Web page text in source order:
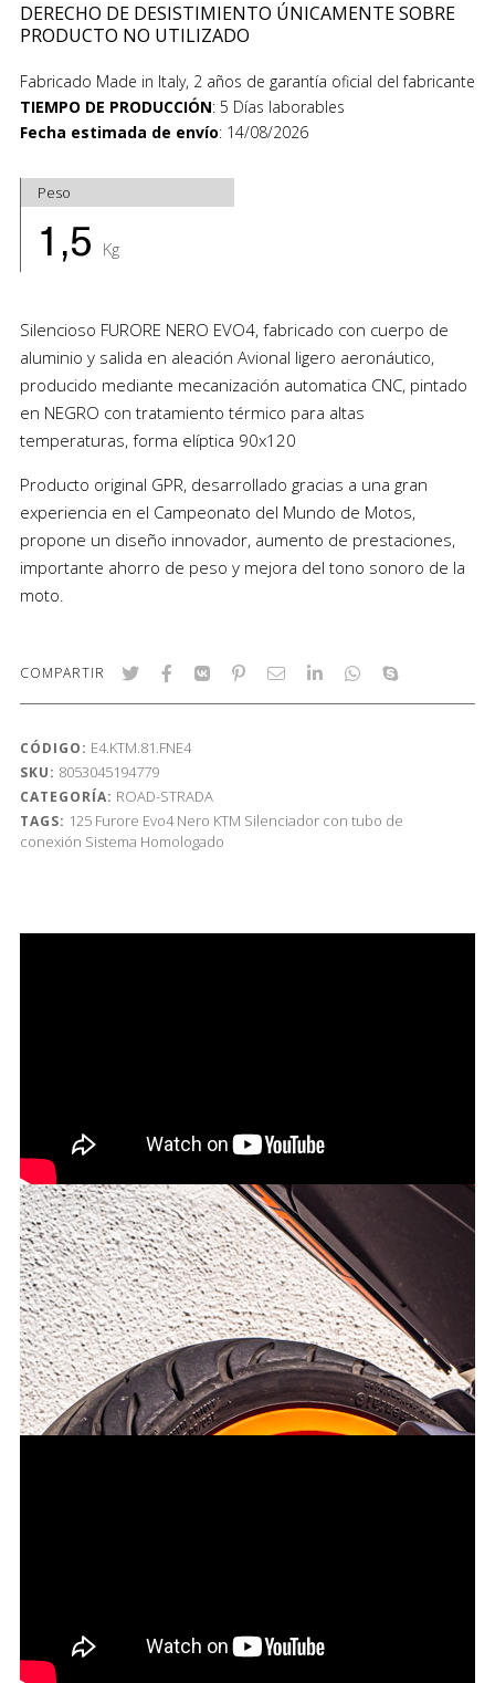
DERECHO DE DESISTIMIENTO ÚNICAMENTE SOBRE
PRODUCTO NO UTILIZADO
Fabricado Made in Italy, 2 años de garantía oficial del fabricante
TIEMPO DE PRODUCCIÓN: 5 Días laborables
Fecha estimada de envío: 14/08/2026
Peso
1,5 Kg
Silencioso FURORE NERO EVO4, fabricado con cuerpo de
aluminio y salida en aleación Avional ligero aeronáutico,
producido mediante mecanización automatica CNC, pintado
en NEGRO con tratamiento térmico para altas
temperaturas, forma elíptica 90x120
Producto original GPR, desarrollado gracias a una gran
experiencia en el Campeonato del Mundo de Motos,
propone un diseño innovador, aumento de prestaciones,
importante ahorro de peso y mejora del tono sonoro de la
moto.
COMPARTIR
CÓDIGO: E4.KTM.81.FNE4
SKU: 8053045194779
CATEGORÍA: ROAD-STRADA
TAGS: 125 Furore Evo4 Nero KTM Silenciador con tubo de
conexión Sistema Homologado